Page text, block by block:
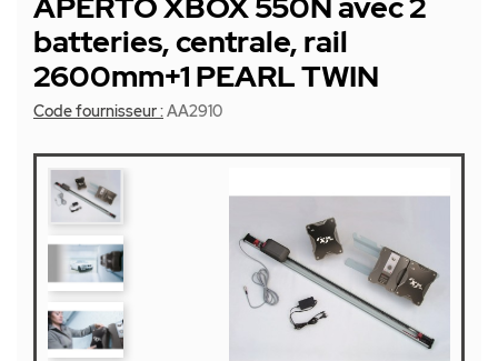
batteries, centrale, rail
2600mm+1 PEARL TWIN
Code fournisseur :AA2910